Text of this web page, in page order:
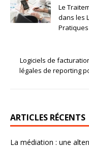
Le
dans les
Pratiques
Logiciels de
légales de reporting
ARTICLES RÉCENTS
La médiation : une